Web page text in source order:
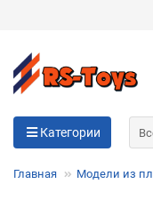
Категории
Главная Модели из
Разбейте